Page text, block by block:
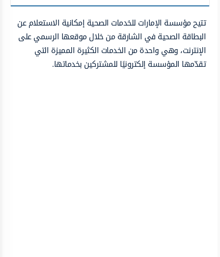
تتيح مؤسسة الإمارات للخدمات الصحية إمكانية الاستعلام عن
البطاقة الصحية في الشارقة من خلال موقعها الرسمي على
الإنترنت، وهي واحدة من الخدمات الكثيرة المميزة التي
تقدّمها المؤسسة إلكترونيًا للمشتركين بخدماتها.